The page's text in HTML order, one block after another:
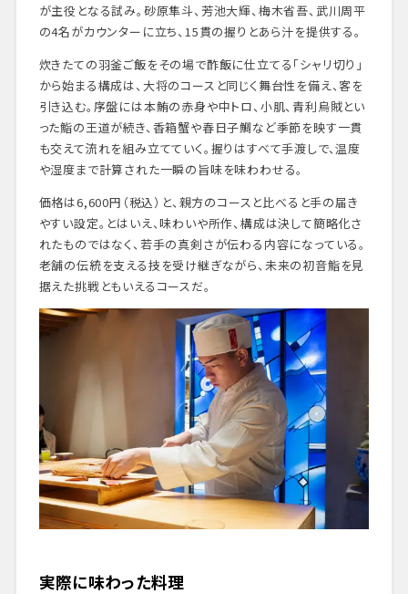
が主役となる試み。砂原隼斗、芳池大輝、梅木省吾、武川周平
の4名がカウンターに立ち、15貫の握りとあら汁を提供する。
炊きたての羽釜ご飯をその場で酢飯に仕立てる「シャリ切り」
から始まる構成は、大将のコースと同じく舞台性を備え、客を
引き込む。序盤には本鮪の赤身や中トロ、小肌、青利烏賊とい
った鮨の王道が続き、香箱蟹や春日子鯛など季節を映す一貫
も交えて流れを組み立てていく。握りはすべて手渡しで、温度
や湿度まで計算された一瞬の旨味を味わわせる。
価格は6,600円（税込）と、親方のコースと比べると手の届き
やすい設定。とはいえ、味わいや所作、構成は決して簡略化さ
れたものではなく、若手の真剣さが伝わる内容になっている。
老舗の伝統を支える技を受け継ぎながら、未来の初音鮨を見
据えた挑戦ともいえるコースだ。
実際に味わった料理